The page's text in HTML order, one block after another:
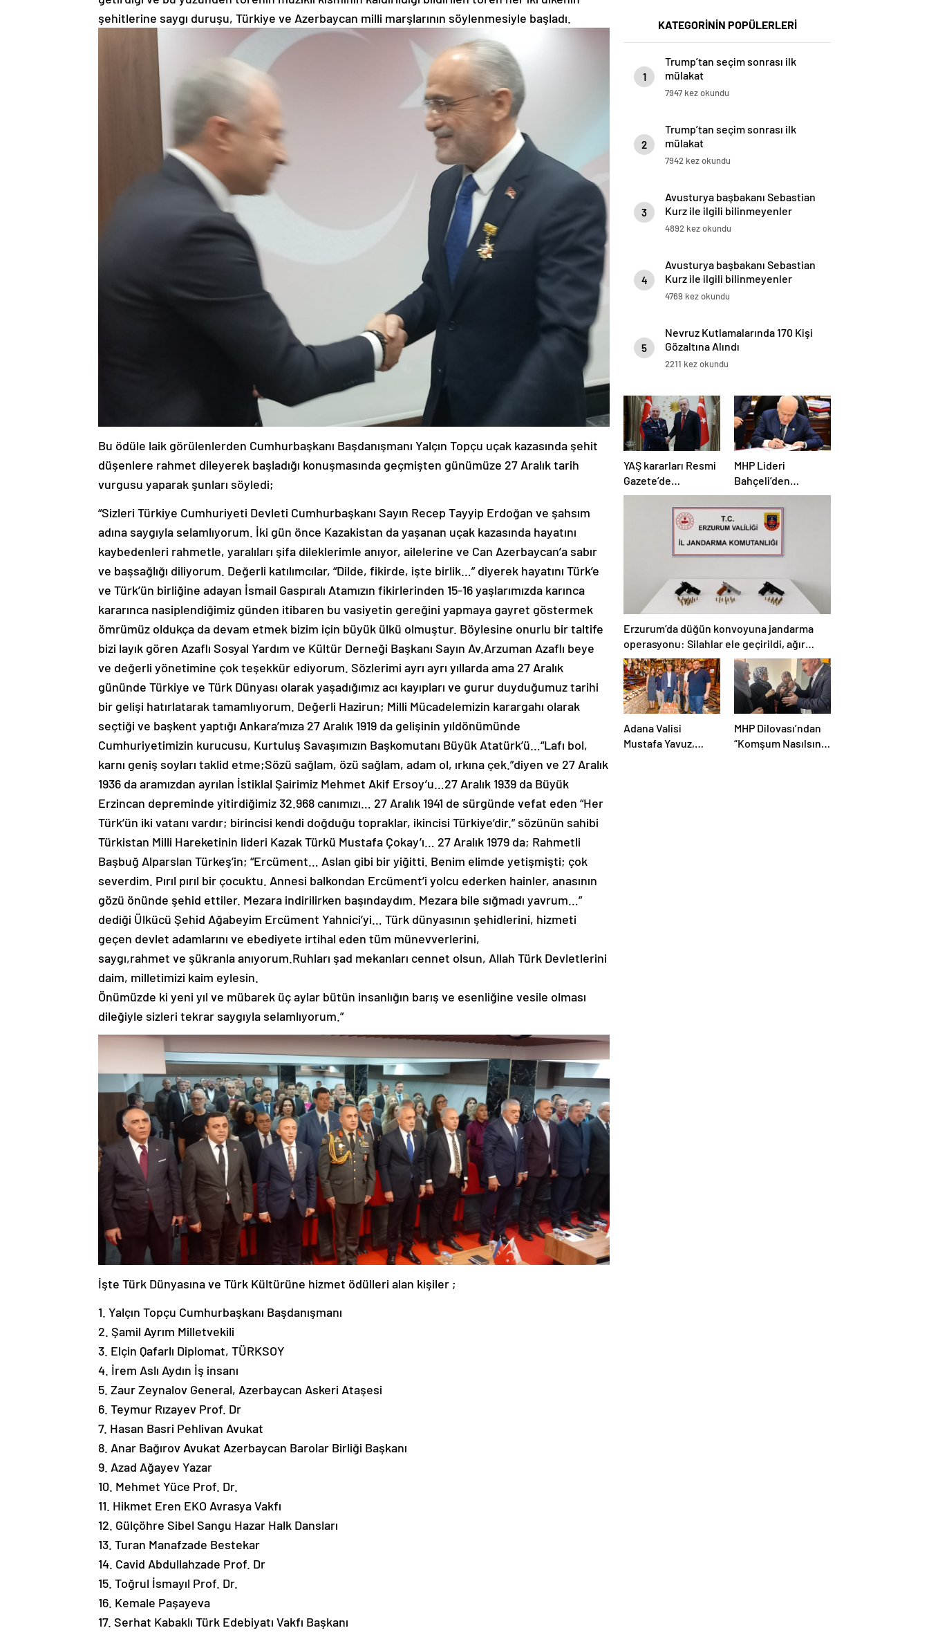
şehitlerine saygı duruşu, Türkiye ve Azerbaycan milli marşlarının söylenmesiyle başladı.
düşenlere rahmet dileyerek başladığı konuşmasında geçmişten günümüze 27 Aralık tarih
vurgusu yaparak şunları söyledi;
adına saygıyla selamlıyorum. İki gün önce Kazakistan da yaşanan uçak kazasında hayatını
kaybedenleri rahmetle, yaralıları şifa dileklerimle anıyor, ailelerine ve Can Azerbaycan’a sabır
ve başsağlığı diliyorum. Değerli katılımcılar, “Dilde, fikirde, işte birlik…” diyerek hayatını Türk’e
ve Türk’ün birliğine adayan İsmail Gaspıralı Atamızın fikirlerinden 15-16 yaşlarımızda karınca
kararınca nasiplendiğimiz günden itibaren bu vasiyetin gereğini yapmaya gayret göstermek
ömrümüz oldukça da devam etmek bizim için büyük ülkü olmuştur. Böylesine onurlu bir taltife
bizi layık gören Azaflı Sosyal Yardım ve Kültür Derneği Başkanı Sayın Av.Arzuman Azaflı beye
ve değerli yönetimine çok teşekkür ediyorum. Sözlerimi ayrı ayrı yıllarda ama 27 Aralık
gününde Türkiye ve Türk Dünyası olarak yaşadığımız acı kayıpları ve gurur duyduğumuz tarihi
bir gelişi hatırlatarak tamamlıyorum. Değerli Hazirun; Milli Mücadelemizin karargahı olarak
seçtiği ve başkent yaptığı Ankara’mıza 27 Aralık 1919 da gelişinin yıldönümünde
Cumhuriyetimizin kurucusu, Kurtuluş Savaşımızın Başkomutanı Büyük Atatürk’ü…“Lafı bol,
karnı geniş soyları taklid etme;Sözü sağlam, özü sağlam, adam ol, ırkına çek.”diyen ve 27 Aralık
1936 da aramızdan ayrılan İstiklal Şairimiz Mehmet Akif Ersoy’u…27 Aralık 1939 da Büyük
Erzincan depreminde yitirdiğimiz 32.968 canımızı… 27 Aralık 1941 de sürgünde vefat eden “Her
Türk’ün iki vatanı vardır; birincisi kendi doğduğu topraklar, ikincisi Türkiye’dir.” sözünün sahibi
Türkistan Milli Hareketinin lideri Kazak Türkü Mustafa Çokay’ı… 27 Aralık 1979 da; Rahmetli
Başbuğ Alparslan Türkeş’in; “Ercüment… Aslan gibi bir yiğitti. Benim elimde yetişmişti; çok
severdim. Pırıl pırıl bir çocuktu. Annesi balkondan Ercüment’i yolcu ederken hainler, anasının
gözü önünde şehid ettiler. Mezara indirilirken başındaydım. Mezara bile sığmadı yavrum…”
dediği Ülkücü Şehid Ağabeyim Ercüment Yahnici’yi… Türk dünyasının şehidlerini, hizmeti
geçen devlet adamlarını ve ebediyete irtihal eden tüm münevverlerini,
saygı,rahmet ve şükranla anıyorum.Ruhları şad mekanları cennet olsun, Allah Türk Devletlerini
daim, milletimizi kaim eylesin.
Önümüzde ki yeni yıl ve mübarek üç aylar bütün insanlığın barış ve esenliğine vesile olması
dileğiyle sizleri tekrar saygıyla selamlıyorum.”
2. Şamil Ayrım Milletvekili
3. Elçin Qafarlı Diplomat, TÜRKSOY
4. İrem Aslı Aydın İş insanı
5. Zaur Zeynalov General, Azerbaycan Askeri Ataşesi
6. Teymur Rızayev Prof. Dr
7. Hasan Basri Pehlivan Avukat
8. Anar Bağırov Avukat Azerbaycan Barolar Birliği Başkanı
9. Azad Ağayev Yazar
10. Mehmet Yüce Prof. Dr.
11. Hikmet Eren EKO Avrasya Vakfı
12. Gülçöhre Sibel Sangu Hazar Halk Dansları
13. Turan Manafzade Bestekar
14. Cavid Abdullahzade Prof. Dr
15. Toğrul İsmayıl Prof. Dr.
16. Kemale Paşayeva
17. Serhat Kabaklı Türk Edebiyatı Vakfı Başkanı
18. Ufuk Tuzman Avrasya Yazarlar Birliği Başkanı
1
mülakat
7947 kez okundu
2
mülakat
7942 kez okundu
3
Kurz ile ilgili bilinmeyenler
4892 kez okundu
4
Kurz ile ilgili bilinmeyenler
4769 kez okundu
5
Gözaltına Alındı
2211 kez okundu
YAŞ kararları Resmi
Gazete’de
yayımlandı: Yeni
Hava Kuvvetleri
Orgeneral Rafet
MHP Lideri
Bahçeli’den
‘Terörsüz Türkiye’
yasası açıklaması:
“Herkes kazandı”
Erzurum’da düğün konvoyuna jandarma
operasyonu: Silahlar ele geçirildi, ağır
cezalar kesildi
Adana Valisi
Mustafa Yavuz,
Seyhan’da esnafı
MHP Dilovası’ndan
“Komşum Nasılsın”
ziyareti: